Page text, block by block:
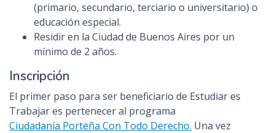
(primario, secundario, terciario o universitario) o
educación especial.
Residir en la Ciudad de Buenos Aires por un
mínimo de 2 años.
Inscripción
El primer paso para ser beneficiario de Estudiar es
Trabajar es pertenecer al programa
Ciudadanía Porteña Con Todo Derecho. Una vez